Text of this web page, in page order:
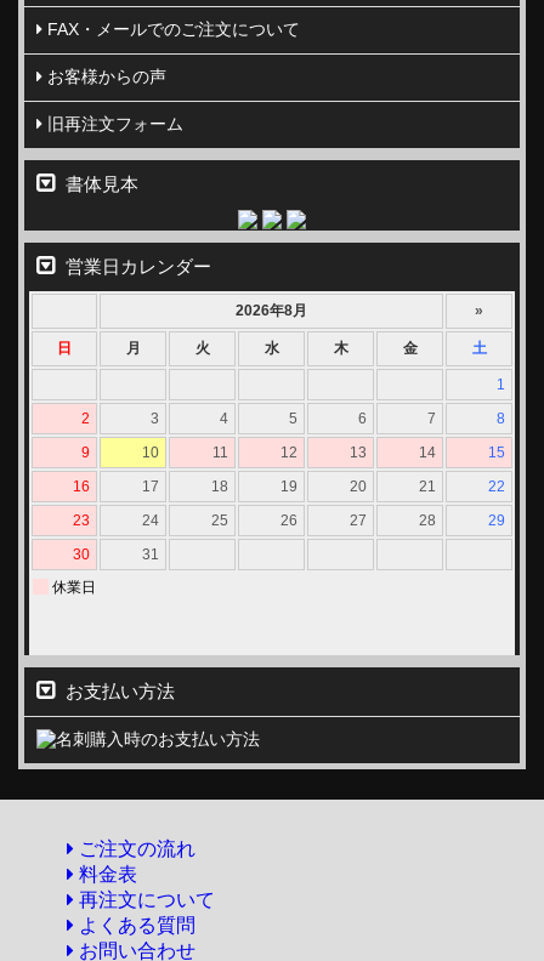
FAX・メールでのご注文について
お客様からの声
旧再注文フォーム
書体見本
営業日カレンダー
お支払い方法
ご注文の流れ
料金表
再注文について
よくある質問
お問い合わせ